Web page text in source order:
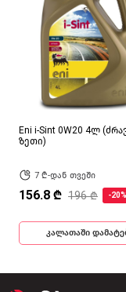
Eni i-Sint 0W20 4ლ
ზეთი)
7 ₾-დან თვეში
156.8 ₾ 196 ₾ -20%
კალათაში